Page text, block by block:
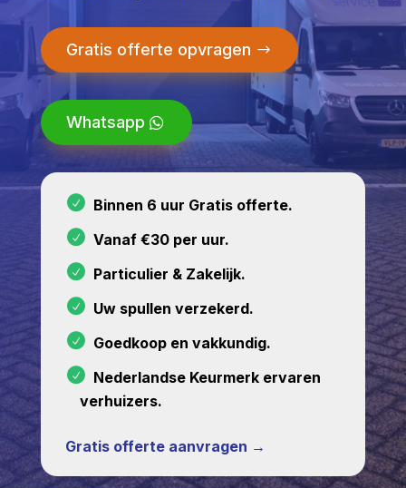
Gratis offerte opvragen
Whatsapp
Binnen 6 uur Gratis offerte.
Vanaf €30 per uur.
Particulier & Zakelijk.
Uw spullen verzekerd.
Goedkoop en vakkundig.
Nederlandse Keurmerk ervaren
verhuizers.
Gratis offerte aanvragen →